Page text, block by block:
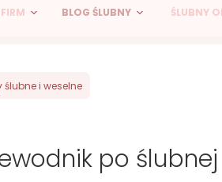
BLOG ŚLUBNY ŚLUBNY
ślubne i weselne
po ślubnej